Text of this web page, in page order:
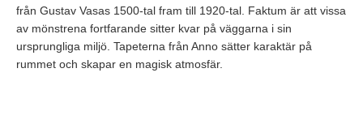
från Gustav Vasas 1500-tal fram till 1920-tal. Faktum är att vissa
av mönstrena fortfarande sitter kvar på väggarna i sin
ursprungliga miljö. Tapeterna från Anno sätter karaktär på
rummet och skapar en magisk atmosfär.